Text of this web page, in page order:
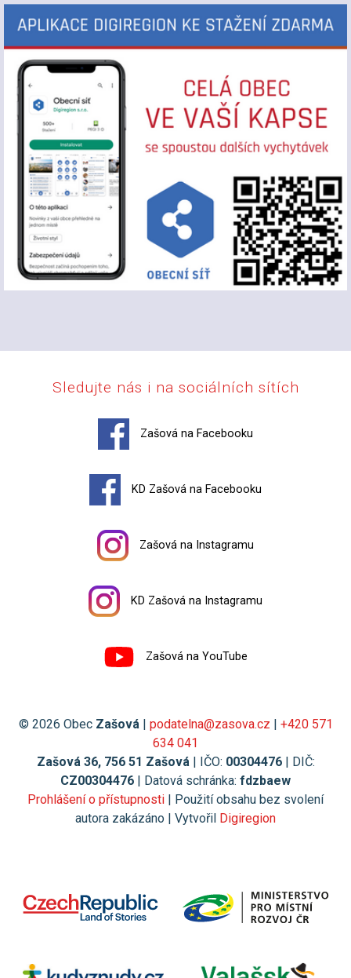
Sledujte nás i na sociálních sítích
Zašová na Facebooku
KD Zašová na Facebooku
Zašová na Instagramu
KD Zašová na Instagramu
Zašová na YouTube
© 2026 Obec Zašová | podatelna@zasova.cz | +420 571
634 041
Zašová 36, 756 51 Zašová | IČO: 00304476| DIČ:
CZ00304476 | Datová schránka: fdzbaew
Prohlášení o přístupnosti | Použití obsahu bez svolení
autora zakázáno | Vytvořil Digiregion